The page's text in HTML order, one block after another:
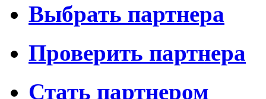
Выбрать партнера
Проверить партнера
Стать партнером